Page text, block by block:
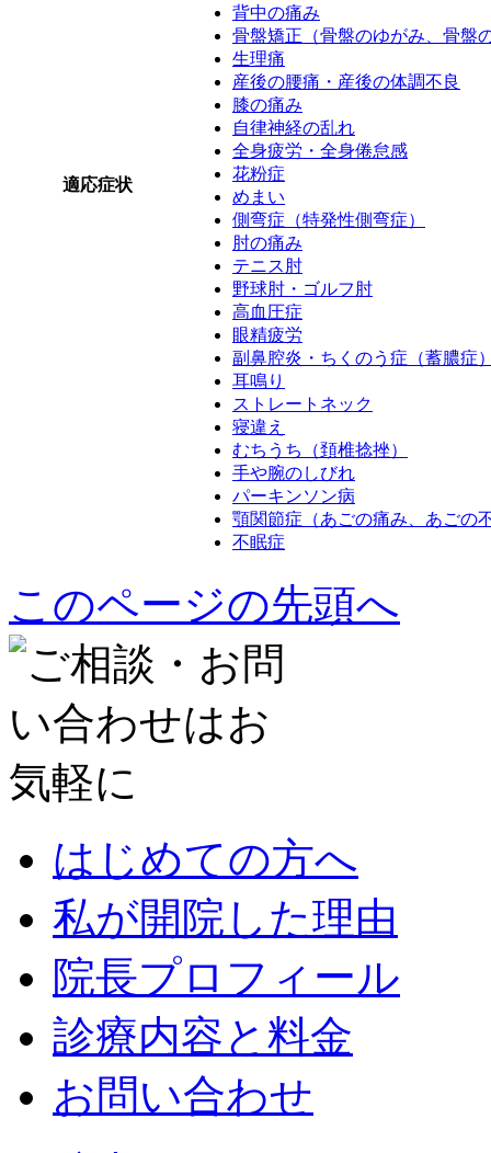
適応症状
背中の痛み
骨盤矯正（骨盤のゆがみ、骨盤
生理痛
産後の腰痛・産後の体調不良
膝の痛み
自律神経の乱れ
全身疲労・全身倦怠感
花粉症
めまい
側弯症（特発性側弯症）
肘の痛み
テニス肘
野球肘・ゴルフ肘
高血圧症
眼精疲労
副鼻腔炎・ちくのう症（蓄膿症
耳鳴り
ストレートネック
寝違え
むちうち（頚椎捻挫）
手や腕のしびれ
パーキンソン病
顎関節症（あごの痛み、あごの
不眠症
このページの先頭へ
はじめての方へ
私が開院した理由
院長プロフィール
診療内容と料金
お問い合わせ